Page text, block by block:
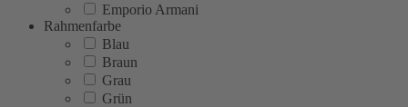
Emporio Armani
Rahmenfarbe
Blau
Braun
Grau
Grün